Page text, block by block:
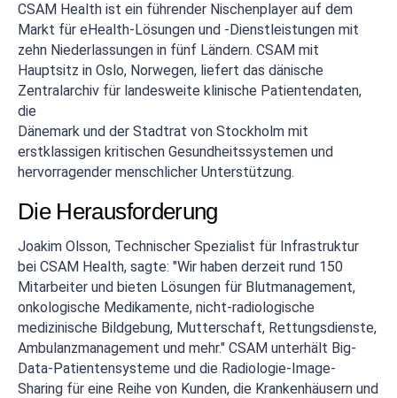
CSAM Health ist ein führender Nischenplayer auf dem
Markt für eHealth-Lösungen und -Dienstleistungen mit
zehn Niederlassungen in fünf Ländern. CSAM mit
Hauptsitz in Oslo, Norwegen, liefert das dänische
Zentralarchiv für landesweite klinische Patientendaten,
die
Dänemark und der Stadtrat von Stockholm mit
erstklassigen kritischen Gesundheitssystemen und
hervorragender menschlicher Unterstützung.
Die Herausforderung
Joakim Olsson, Technischer Spezialist für Infrastruktur
bei CSAM Health, sagte: "Wir haben derzeit rund 150
Mitarbeiter und bieten Lösungen für Blutmanagement,
onkologische Medikamente, nicht-radiologische
medizinische Bildgebung, Mutterschaft, Rettungsdienste,
Ambulanzmanagement und mehr." CSAM unterhält Big-
Data-Patientensysteme und die Radiologie-Image-
Sharing für eine Reihe von Kunden, die Krankenhäusern und